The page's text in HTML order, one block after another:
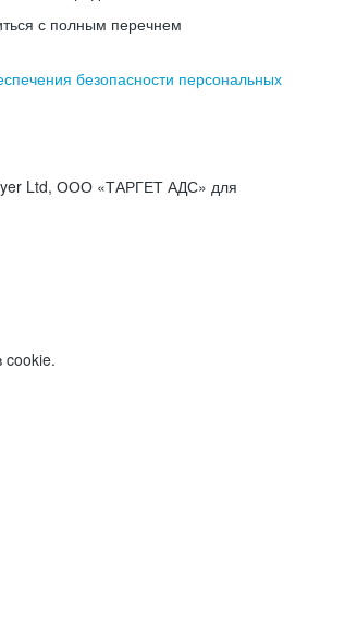
с полным перечнем
безопасности персональных
Ltd, ООО «ТАРГЕТ АДС» для
cookie.